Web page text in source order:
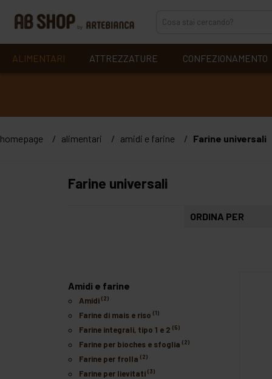
ALIMENTARI ATTREZZATURE CONFEZIONAMENTO
homepage alimentari amidi e farine Farine universali
Farine universali
ORDINA PER
Amidi e farine
Amidi (2)
Farine di mais e riso (1)
Farine integrali, tipo 1 e 2 (5)
Farine per bioches e sfoglia (2)
Farine per frolla (2)
Farine per lievitati (3)